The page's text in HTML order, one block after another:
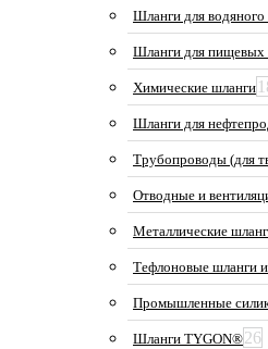
Шланги для водяного
Шланги для пищевых
Химические шланги
Шланги для
Трубопроводы (для
Отводные и
Металлические
Тефлоновые шланги
Промышленные
Шланги TYGON®26